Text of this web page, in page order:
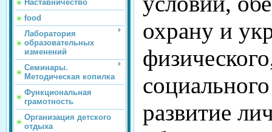
Наставничество
food
Лаборатория
образовательных
изменений
Семинары.
Методическая копилка
Функциональная
грамотность
Организация детского
отдыха
охрану и
развитие